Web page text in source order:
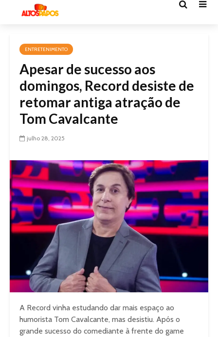
ENTRETENIMENTO
Apesar de sucesso aos
domingos, Record desiste de
retomar antiga atração de
Tom Cavalcante
julho 28, 2025
A Record vinha estudando dar mais espaço ao
humorista Tom Cavalcante, mas desistiu. Após o
grande sucesso do comediante à frente do game